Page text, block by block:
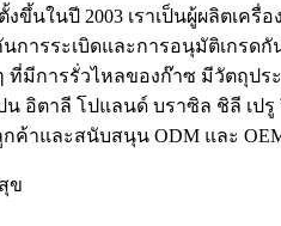
ก่อตั้งขึ้นในปี 2003 เราเป็นผู้ผ
การระเบิดและการอนุมัติเกรด
ที่มีการรั่วไหลของก๊าซ มีวัตถุป
น อิตาลี โปแลนด์ บราซิล ชิลี เป
าและสนับสนุน ODM และ
ข